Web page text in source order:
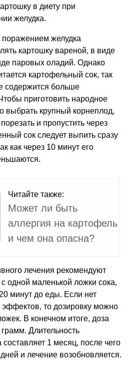
в диету при
желудка.
желудка
картошку вареной, в виде
паровых оладий. Однако
картофельный сок, так
содержится больше
приготовить народное
выбрать крупный корнеплод,
и пропустить через
сок следует выпить сразу
как через 10 минут его
Читайте также:
Может ли быть
аллергия на картофель
и чем она опасна?
лечения рекомендуют
одной маленькой ложки сока,
минут до еды. Если нет
эффектов, то дозировку можно
В конечном итоге, доза
Длительность
составляет 1 месяц, после чего
и лечение возобновляется.